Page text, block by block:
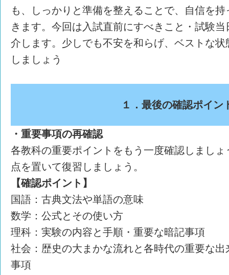
も、しっかりと準備を整えることで、自信を
きます。今回は入試直前にすべきこと・試験
介します。少しでも不安を和らげ、ベストな
しましょう
１．最後の確認ポイン
・重要事項の再確認
各教科の重要ポイントをもう一度確認しまし
点を置いて復習しましょう。
【確認ポイント】
国語：古典文法や単語の意味
数学：公式とその使い方
理科：実験の内容と手順・重要な暗記事項
社会：歴史の大まかな流れと各時代の重要な
事項